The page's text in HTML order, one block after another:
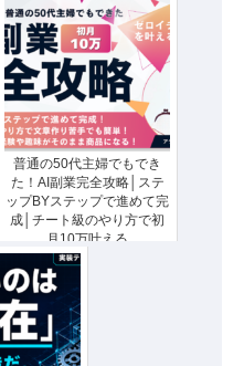
普通の50代主婦でもでき
た！AI副業完全攻略│ステ
ップBYステップで進めて完
成│チート級のやり方で初
月10万叶える